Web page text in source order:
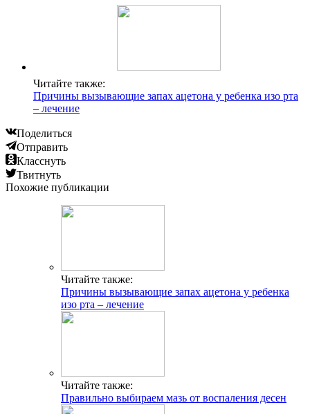
Читайте также:
Причины вызывающие запах ацетона у ребенка изо рта
– лечение
Поделиться
Отправить
Класснуть
Твитнуть
Похожие публикации
Читайте также:
Причины вызывающие запах ацетона у ребенка
изо рта – лечение
Читайте также:
Правильно выбираем мазь от воспаления десен